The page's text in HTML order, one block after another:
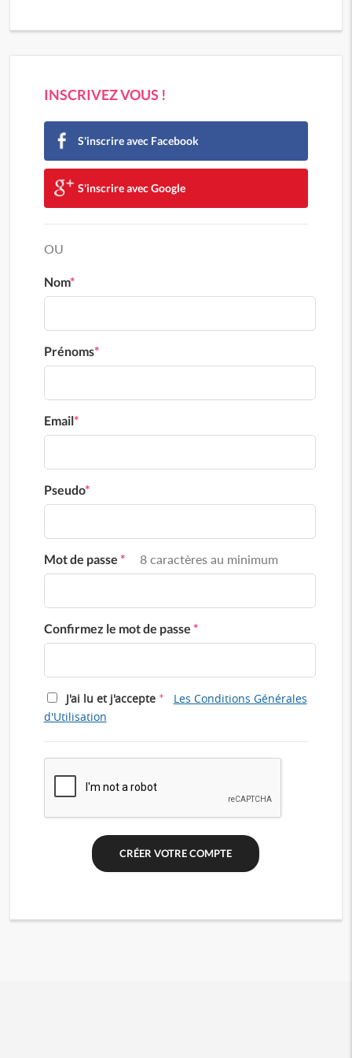
INSCRIVEZ VOUS !
S'inscrire avec Facebook
S'inscrire avec Google
OU
Nom*
Prénoms*
Email*
Pseudo*
Mot de passe * 8 caractères au minimum
Confirmez le mot de passe *
J'ai lu et j'accepte *
Les Conditions Générales
d'Utilisation